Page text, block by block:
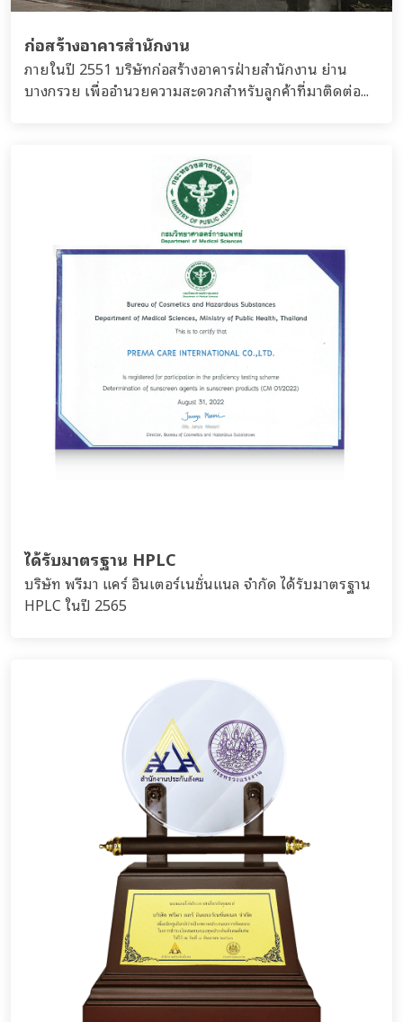
ก่อสร้างอาคารสำนักงาน
ภายในปี 2551 บริษัทก่อสร้างอาคารฝ่ายสำนักงาน ย่าน
บางกรวย เพื่ออำนวยความสะดวกสำหรับลูกค้าที่มาติดต่อ...
ได้รับมาตรฐาน HPLC
บริษัท พรีมา แคร์ อินเตอร์เนชั่นแนล จำกัด ได้รับมาตรฐาน
HPLC ในปี 2565